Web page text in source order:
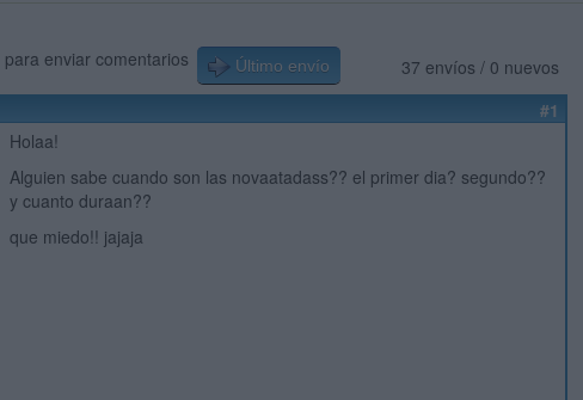
37 envíos / 0 nuevos
para enviar comentarios Último envío
#1
Holaa!
Alguien sabe cuando son las novaatadass?? el primer dia? segundo??
y cuanto duraan??
que miedo!! jajaja